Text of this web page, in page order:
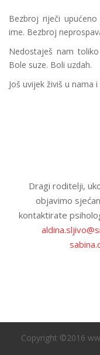
Bezbroj riječi
ime. Bezbroj
Nedostaješ nam
Bole suze. Boli uzdah.
Još uvijek živiš u nama
Dragi roditelji,
objavimo
kontaktirate
Copyright ©2016